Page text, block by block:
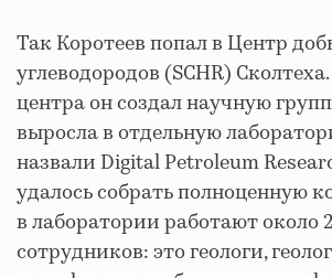
Так Коротеев попал в Центр
углеводородов (SCHR)
центра он создал научную
выросла в отдельную
назвали Digital Petroleum
удалось собрать полноценную
в лаборатории работают около
сотрудников: это геологи,